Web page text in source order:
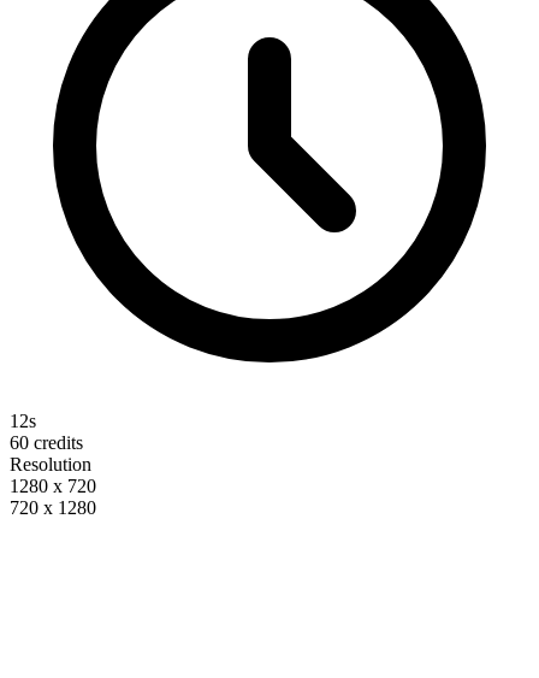
12s
60 credits
Resolution
1280 x 720
720 x 1280